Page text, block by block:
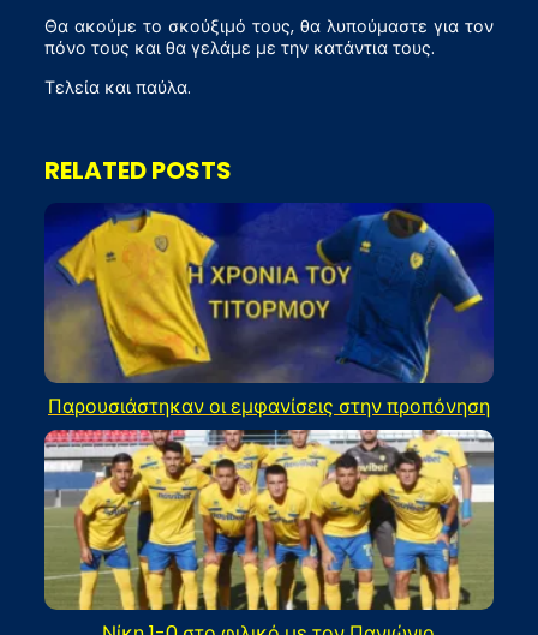
Θα ακούμε το σκούξιμό τους, θα λυπούμαστε για τον
πόνο τους και θα γελάμε με την κατάντια τους.
Τελεία και παύλα.
RELATED POSTS
Παρουσιάστηκαν οι εμφανίσεις στην προπόνηση